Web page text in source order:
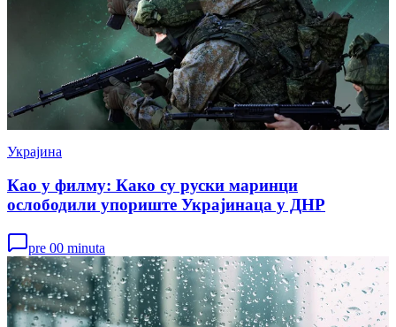
Украјина
Као у филму: Како су руски маринци
ослободили упориште Украјинаца у ДНР
pre 00 minuta